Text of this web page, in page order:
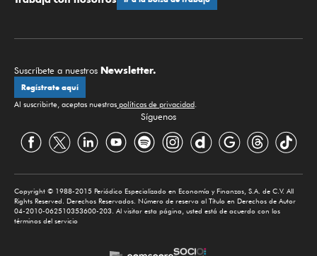
Suscríbete a nuestros Newsletter.
Regístrate aquí
Al suscribirte, aceptas nuestras políticas de privacidad.
Síguenos
Copyright © 1988-2015 Periódico Especializado en Economía y Finanzas, S.A. de C.V. All
Rights Reserved. Derechos Reservados. Número de reserva al Título en Derechos de Autor
04-2010-062510353600-203. Al visitar esta página, usted está de acuerdo con los
términos del servicio